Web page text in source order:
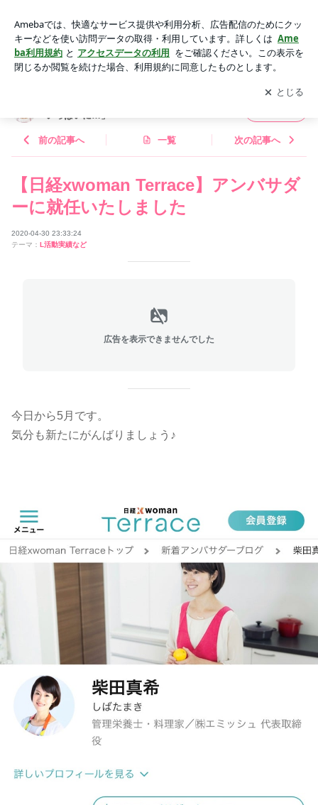
柴田真希オフィシャルブログ「食卓を笑みでいっぱいに…」 P
owered by Ameba
アプリをダウンロードして ブログの更新通知
を受け取りまし
ょう。
開く
いっぱいに…」
前の記事へ 一覧 次の記事へ
【日経xwoman Terrace】アンバサダ
ーに就任いたしました
2020-04-30 23:33:24
テーマ： L活動実績など
広告を表示できませんでした
今日から5月です。
気分も新たにがんばりましょう♪